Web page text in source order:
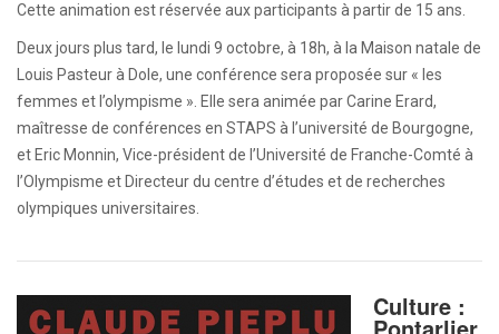
Cette animation est réservée aux participants à partir de 15 ans.
Deux jours plus tard, le lundi 9 octobre, à 18h, à la Maison natale de
Louis Pasteur à Dole, une conférence sera proposée sur « les
femmes et l’olympisme ». Elle sera animée par Carine Erard,
maîtresse de conférences en STAPS à l’université de Bourgogne,
et Eric Monnin, Vice-président de l’Université de Franche-Comté à
l’Olympisme et Directeur du centre d’études et de recherches
olympiques universitaires.
Culture :